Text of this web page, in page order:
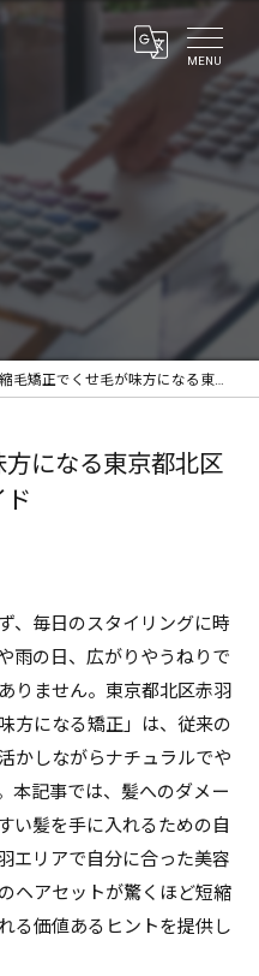
縮毛矯正でくせ毛が味方になる東京都北区赤羽の自然派矯正ガイド
になる東京都北区
、毎日のスタイリングに時
雨の日、広がりやうねりで
りません。東京都北区赤羽
方になる矯正」は、従来の
かしながらナチュラルでや
本記事では、髪へのダメー
い髪を手に入れるための自
エリアで自分に合った美容
ヘアセットが驚くほど短縮
る価値あるヒントを提供し